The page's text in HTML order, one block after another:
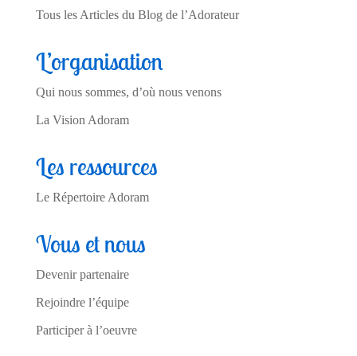
Tous les Articles du Blog de l’Adorateur
L’organisation
Qui nous sommes, d’où nous venons
La Vision Adoram
Les ressources
Le Répertoire Adoram
Vous et nous
Devenir partenaire
Rejoindre l’équipe
Participer à l’oeuvre